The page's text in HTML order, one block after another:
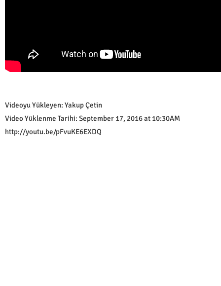
Videoyu Yükleyen: Yakup Çetin
Video Yüklenme Tarihi: September 17, 2016 at 10:30AM
http://youtu.be/pFvuKE6EXDQ